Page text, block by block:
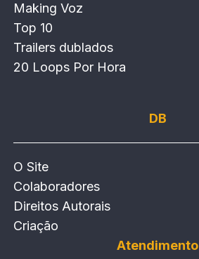
Making Voz
Top 10
Trailers dublados
20 Loops Por Hora
DB
O Site
Colaboradores
Direitos Autorais
Criação
Atendimento